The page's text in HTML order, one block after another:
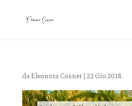
da Eleonora Cosner| 23 Giu 2018